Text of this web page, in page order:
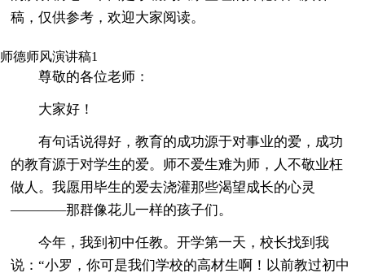
稿，仅供参考，欢迎大家阅读。
师德师风演讲稿1
尊敬的各位老师：
大家好！
有句话说得好，教育的成功源于对事业的爱，成功
的教育源于对学生的爱。师不爱生难为师，人不敬业枉
做人。我愿用毕生的爱去浇灌那些渴望成长的心灵
————那群像花儿一样的孩子们。
今年，我到初中任教。开学第一天，校长找到我
说：“小罗，你可是我们学校的高材生啊！以前教过初中